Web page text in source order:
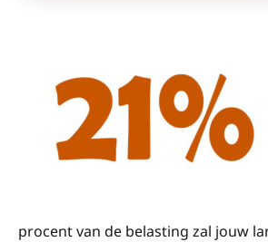
procent van de belasting zal jouw